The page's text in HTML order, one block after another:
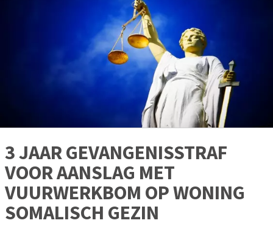
3 JAAR GEVANGENISSTRAF
VOOR AANSLAG MET
VUURWERKBOM OP WONING
SOMALISCH GEZIN